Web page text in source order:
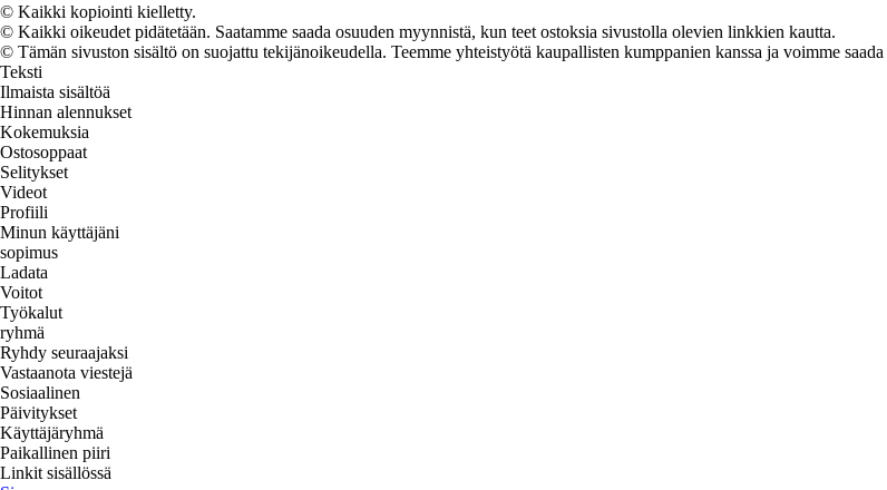
© Kaikki kopiointi kielletty.
© Kaikki oikeudet pidätetään. Saatamme saada osuuden myynnistä, kun teet ostoksia sivustolla olevien linkkien kautta.
© Tämän sivuston sisältö on suojattu tekijänoikeudella. Teemme yhteistyötä kaupallisten kumppanien kanssa ja voimme
Teksti
Ilmaista sisältöä
Hinnan alennukset
Kokemuksia
Ostosoppaat
Selitykset
Videot
Profiili
Minun käyttäjäni
sopimus
Ladata
Voitot
Työkalut
ryhmä
Ryhdy seuraajaksi
Vastaanota viestejä
Sosiaalinen
Päivitykset
Käyttäjäryhmä
Paikallinen piiri
Linkit sisällössä